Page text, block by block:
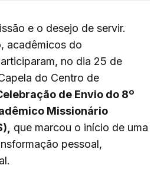
e o desejo de servir.
acadêmicos do
no dia 25 de
do Centro de
de Envio do 8º
Missionário
que marcou o início de uma
pessoal,